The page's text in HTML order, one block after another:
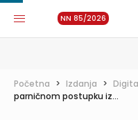
NN 85/2026
Početna > Izdanja >
parničnom postupku iz...